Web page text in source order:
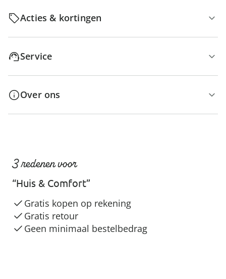
Acties & kortingen
Service
Over ons
3 redenen voor
“Huis & Comfort”
Gratis kopen op rekening
Gratis retour
Geen minimaal bestelbedrag